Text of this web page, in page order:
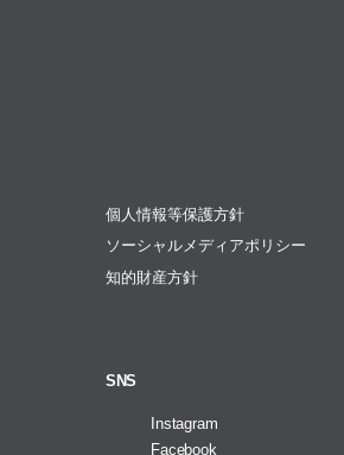
個人情報等保護方針
ソーシャルメディアポリシー
知的財産方針
SNS
Instagram
Facebook